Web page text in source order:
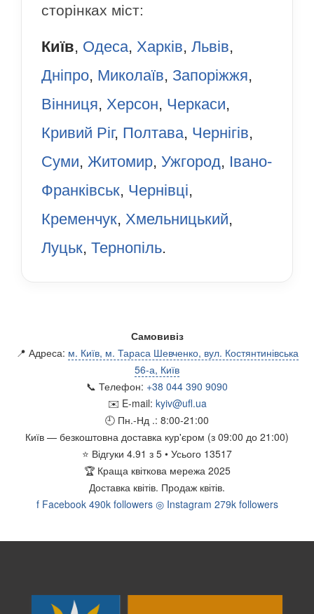
сторінках міст:
Київ, Одеса, Харків, Львів,
Дніпро, Миколаїв, Запоріжжя,
Вінниця, Херсон, Черкаси,
Кривий Ріг, Полтава, Чернігів,
Суми, Житомир, Ужгород, Івано-
Франківськ, Чернівці,
Кременчук, Хмельницький,
Луцьк, Тернопіль.
Самовивіз
📍 Адреса: м. Київ, м. Тараса Шевченко, вул. Костянтинівська
56-а, Київ
📞 Телефон: +38 044 390 9090
✉️ E-mail: kyiv@ufl.ua
🕘 Пн.-Нд .: 8:00-21:00
Київ — безкоштовна доставка кур'єром (з 09:00 до 21:00)
⭐ Відгуки 4.91 з 5 • Усього 13517
🏆 Краща квіткова мережа 2025
Доставка квітів. Продаж квітів.
f Facebook 490k followers ◎ Instagram 279k followers